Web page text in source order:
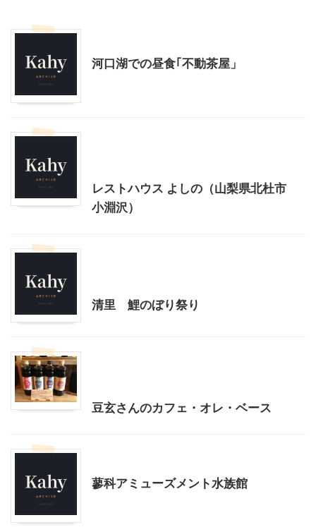
河口湖での昼食｢不動茶屋」
レストハウス よしの（山梨県北杜市
小淵沢）
清里 鯉のぼり祭り
豆玄さんのカフェ・オレ・ベース
蓼科アミューズメント水族館